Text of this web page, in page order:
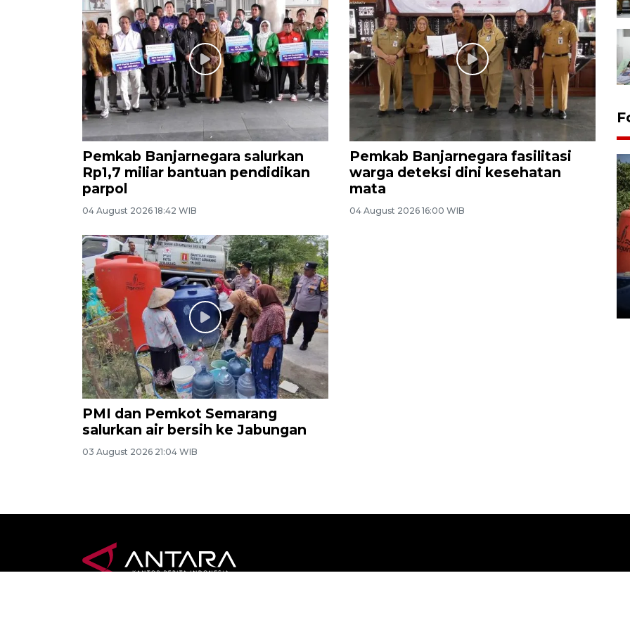
Pemkab Banjarnegara salurkan
Rp1,7 miliar bantuan pendidikan
parpol
04 August 2026 18:42 WIB
Pemkab Banjarnegara fasilitasi
warga deteksi dini kesehatan
mata
04 August 2026 16:00 WIB
PMI dan Pemkot Semarang
salurkan air bersih ke Jabungan
03 August 2026 21:04 WIB